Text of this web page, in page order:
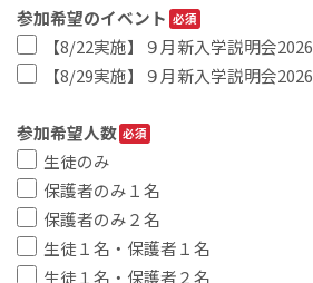
参加希望のイベント
【8/22実施】９月新入学説明会
【8/29実施】９月新入学説明会
参加希望人数
生徒のみ
保護者のみ１名
保護者のみ２名
生徒１名・保護者１名
生徒１名・保護者２名